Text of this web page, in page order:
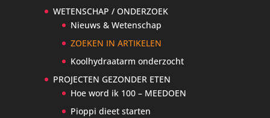
WETENSCHAP / ONDERZOEK
Nieuws & Wetenschap
ZOEKEN IN ARTIKELEN
Koolhydraatarm onderzocht
PROJECTEN GEZONDER ETEN
Hoe word ik 100 – MEEDOEN
Pioppi dieet starten